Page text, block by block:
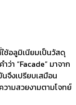
ช้อลูมิเนียมเป็นวัสดุ
ว่า “Facade” มาจาก
จึงเปรียบเสมือน
ามสวยงามตามโจทย์